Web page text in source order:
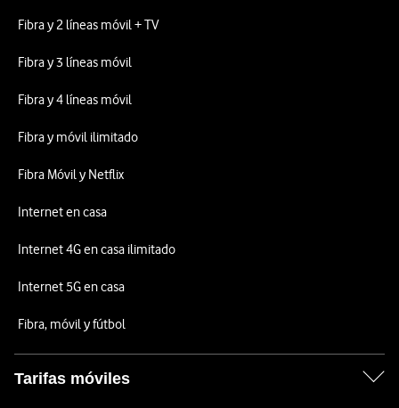
Fibra y 2 líneas móvil + TV
Fibra y 3 líneas móvil
Fibra y 4 líneas móvil
Fibra y móvil ilimitado
Fibra Móvil y Netflix
Internet en casa
Internet 4G en casa ilimitado
Internet 5G en casa
Fibra, móvil y fútbol
Tarifas móviles